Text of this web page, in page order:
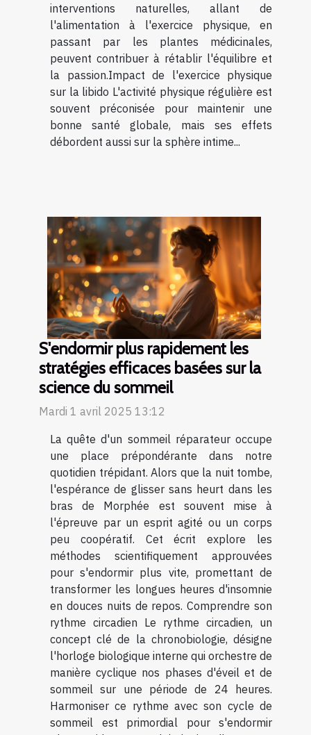
interventions naturelles, allant de
l'alimentation à l'exercice physique, en
passant par les plantes médicinales,
peuvent contribuer à rétablir l'équilibre et
la passion.Impact de l'exercice physique
sur la libido L'activité physique régulière est
souvent préconisée pour maintenir une
bonne santé globale, mais ses effets
débordent aussi sur la sphère intime...
S'endormir plus rapidement les
stratégies efficaces basées sur la
science du sommeil
Mardi 1 avril 2025 13:12
La quête d'un sommeil réparateur occupe
une place prépondérante dans notre
quotidien trépidant. Alors que la nuit tombe,
l'espérance de glisser sans heurt dans les
bras de Morphée est souvent mise à
l'épreuve par un esprit agité ou un corps
peu coopératif. Cet écrit explore les
méthodes scientifiquement approuvées
pour s'endormir plus vite, promettant de
transformer les longues heures d'insomnie
en douces nuits de repos. Comprendre son
rythme circadien Le rythme circadien, un
concept clé de la chronobiologie, désigne
l'horloge biologique interne qui orchestre de
manière cyclique nos phases d'éveil et de
sommeil sur une période de 24 heures.
Harmoniser ce rythme avec son cycle de
sommeil est primordial pour s'endormir